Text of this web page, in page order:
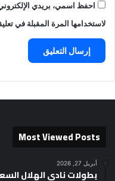
احفظ اسمي، بريدي
لاستخدامها المرة المقبلة في
Most Viewed Posts
أبريل 27, 2026
بطولات نادي الهلال